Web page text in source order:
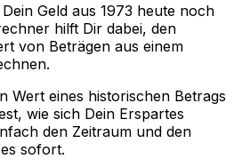
Geld aus 1973 heute noch
hilft Dir dabei, den
von Beträgen aus einem
Wert eines historischen Betrags
wie sich Dein Erspartes
den Zeitraum und den
sofort.